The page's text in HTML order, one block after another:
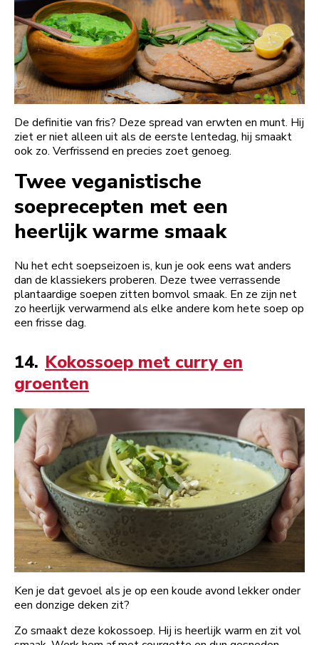
De definitie van fris? Deze spread van erwten en munt. Hij
ziet er niet alleen uit als de eerste lentedag, hij smaakt
ook zo. Verfrissend en precies zoet genoeg.
Twee veganistische
soeprecepten met een
heerlijk warme smaak
Nu het echt soepseizoen is, kun je ook eens wat anders
dan de klassiekers proberen. Deze twee verrassende
plantaardige soepen zitten bomvol smaak. En ze zijn net
zo heerlijk verwarmend als elke andere kom hete soep op
een frisse dag.
14. Kokossoep met curry en
groenten
Ken je dat gevoel als je op een koude avond lekker onder
een donzige deken zit?
Zo smaakt deze kokossoep. Hij is heerlijk warm en zit vol